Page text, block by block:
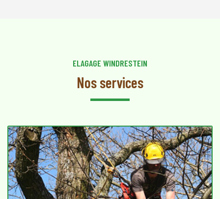
ELAGAGE WINDRESTEIN
Nos services